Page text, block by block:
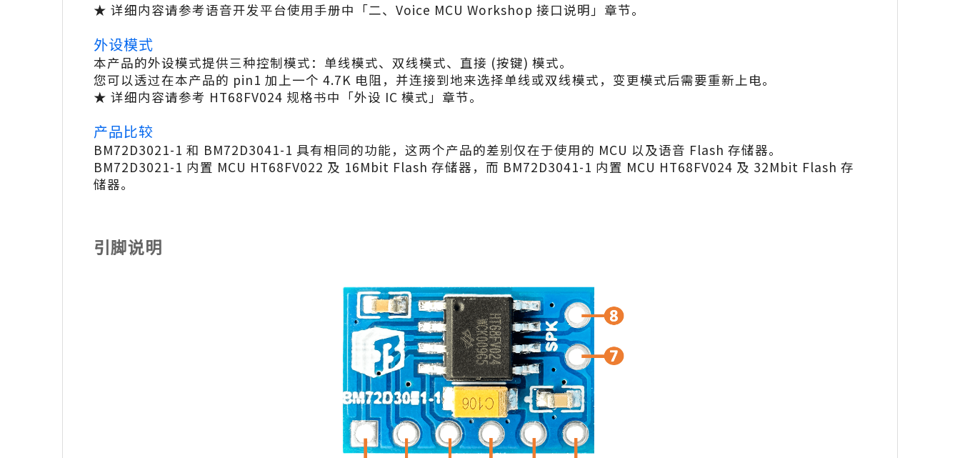
★ 详细内容请参考语音开发平台使用手册中「二、Voice MCU Workshop 接口说明」章节。
外设模式
本产品的外设模式提供三种控制模式：单线模式、双线模式、直接 (按键) 模式。
您可以透过在本产品的 pin1 加上一个 4.7K 电阻，并连接到地来选择单线或双线模式，变更模式后需要重新上电。
★ 详细内容请参考 HT68FV024 规格书中「外设 IC 模式」章节。
产品比较
BM72D3021-1 和 BM72D3041-1 具有相同的功能，这两个产品的差别仅在于使用的 MCU 以及语音 Flash 存储器。
BM72D3021-1 内置 MCU HT68FV022 及 16Mbit Flash 存储器，而 BM72D3041-1 内置 MCU HT68FV024 及 32Mbit Flash 存
储器。
引脚说明